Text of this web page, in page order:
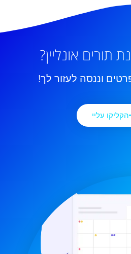
תורים אונליין?
וננסה לעזור לך!
הקליקו עליי